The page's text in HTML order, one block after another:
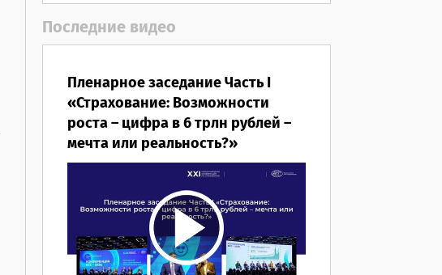
Последние видео
Пленарное заседание Часть I
«Страхование: Возможности
роста – цифра в 6 трлн рублей –
мечта или реальность?»